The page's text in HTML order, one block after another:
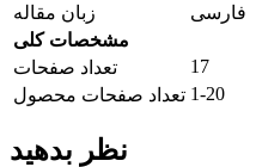
زبان مقاله
فارسی
مشخصات کلی
تعداد صفحات
17
تعداد صفحات محصول 1-20
نظر بدهید